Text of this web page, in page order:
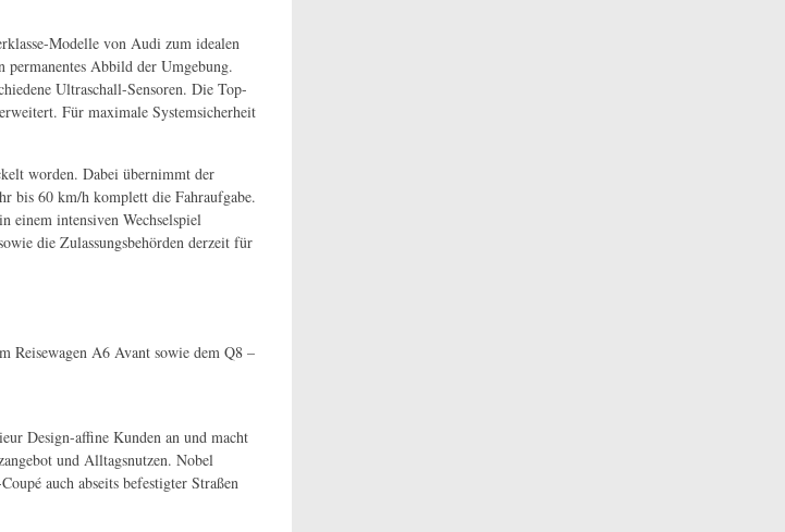
Modelle von Audi zum idealen
permanentes Abbild der Umgebung.
Ultraschall-Sensoren. Die Top-
Für maximale Systemsicherheit
worden. Dabei übernimmt der
bis 60 km/h komplett die Fahraufgabe.
einem intensiven Wechselspiel
die Zulassungsbehörden derzeit für
Reisewagen A6 Avant sowie dem Q8 –
Design-affine Kunden an und macht
und Alltagsnutzen. Nobel
auch abseits befestigter Straßen